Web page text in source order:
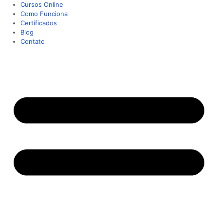
Cursos Online
Como Funciona
Certificados
Blog
Contato